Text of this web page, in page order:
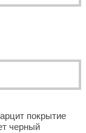
покрытие
черный